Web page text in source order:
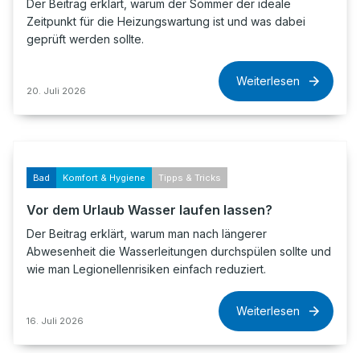
Der Beitrag erklärt, warum der Sommer der ideale
Zeitpunkt für die Heizungswartung ist und was dabei
geprüft werden sollte.
20. Juli 2026
Weiterlesen
Bad Komfort & Hygiene Tipps & Tricks
Vor dem Urlaub Wasser laufen lassen?
Der Beitrag erklärt, warum man nach längerer
Abwesenheit die Wasserleitungen durchspülen sollte und
wie man Legionellenrisiken einfach reduziert.
16. Juli 2026
Weiterlesen